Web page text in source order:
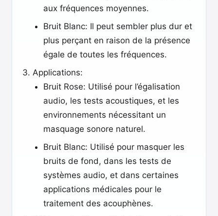
aux fréquences moyennes.
Bruit Blanc: Il peut sembler plus dur et
plus perçant en raison de la présence
égale de toutes les fréquences.
Applications:
Bruit Rose: Utilisé pour l’égalisation
audio, les tests acoustiques, et les
environnements nécessitant un
masquage sonore naturel.
Bruit Blanc: Utilisé pour masquer les
bruits de fond, dans les tests de
systèmes audio, et dans certaines
applications médicales pour le
traitement des acouphènes.